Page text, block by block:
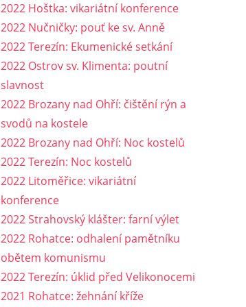
2022 Hoštka: vikariátní konference
2022 Nučničky: pouť ke sv. Anně
2022 Terezín: Ekumenické setkání
2022 Ostrov sv. Klimenta: poutní
slavnost
2022 Brozany nad Ohří: čištění rýn a
svodů na kostele
2022 Brozany nad Ohří: Noc kostelů
2022 Terezín: Noc kostelů
2022 Litoměřice: vikariátní
konference
2022 Strahovský klášter: farní výlet
2022 Rohatce: odhalení pamětníku
obětem komunismu
2022 Terezín: úklid před Velikonocemi
2021 Rohatce: žehnání kříže